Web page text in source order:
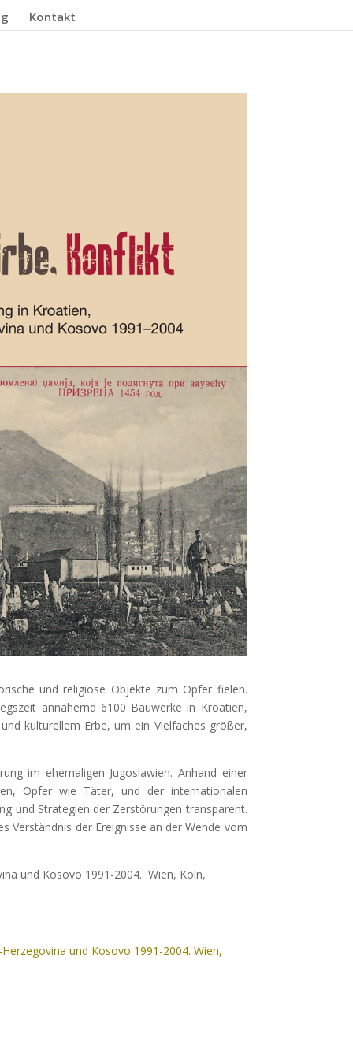
Kontakt
und religiöse Objekte zum Opfer fielen.
annähernd 6100 Bauwerke in Kroatien,
kulturellem Erbe, um ein Vielfaches größer,
im ehemaligen Jugoslawien. Anhand einer
Opfer wie Täter, und der internationalen
und Strategien der Zerstörungen transparent.
Verständnis der Ereignisse an der Wende vom
und Kosovo 1991-2004. Wien, Köln,
und Kosovo 1991-2004. Wien,